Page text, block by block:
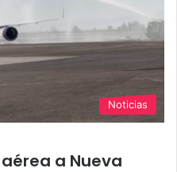
Noticias
a Nueva